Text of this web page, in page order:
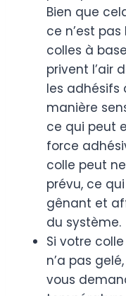
Bien que
ce n’est
colles à
privent l’air
les adhésifs
manière
ce qui peut
force
colle peut
prévu, ce
gênant et
du système.
Si votre
n’a pas
vous